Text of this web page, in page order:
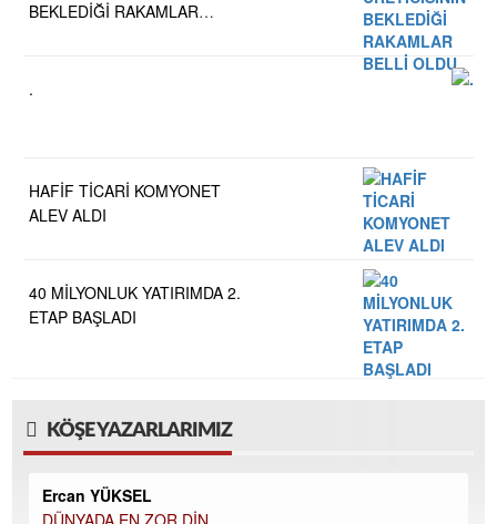
BEKLEDİĞİ RAKAMLAR
.
HAFİF TİCARİ KOMYONET
ALEV ALDI
40 MİLYONLUK YATIRIMDA 2.
ETAP BAŞLADI
KÖŞE YAZARLARIMIZ
Ercan YÜKSEL
DÜNYADA EN ZOR DİN